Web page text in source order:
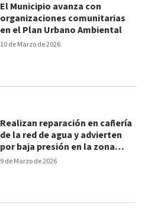
10 de Marzo de 2026
El Municipio avanza con
organizaciones comunitarias
en el Plan Urbano Ambiental
9 de Marzo de 2026
Realizan reparación en cañería
de la red de agua y advierten
por baja presión en la zona
oeste